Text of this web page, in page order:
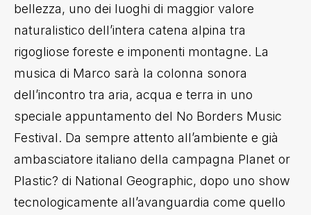
bellezza, uno dei luoghi di maggior valore
naturalistico dell’intera catena alpina tra
rigogliose foreste e imponenti montagne. La
musica di Marco sarà la colonna sonora
dell’incontro tra aria, acqua e terra in uno
speciale appuntamento del No Borders Music
Festival. Da sempre attento all’ambiente e già
ambasciatore italiano della campagna Planet or
Plastic? di National Geographic, dopo uno show
tecnologicamente all’avanguardia come quello